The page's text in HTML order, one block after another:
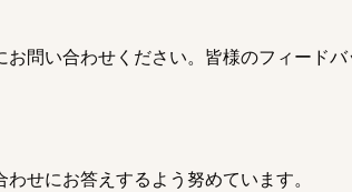
問い合わせください。皆様のフィードバ
せにお答えするよう努めています。